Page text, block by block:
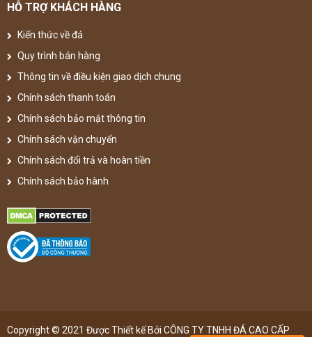
HỖ TRỢ KHÁCH HÀNG
Kiến thức về đá
Quy trình bán hàng
Thông tin về điều kiện giao dịch chung
Chính sách thanh toán
Chính sách bảo mật thông tin
Chính sách vận chuyển
Chính sách đổi trả và hoàn tiền
Chính sách bảo hành
Copyright © 2021 Được Thiết kế Bởi CÔNG TY TNHH ĐÁ CAO CẤP